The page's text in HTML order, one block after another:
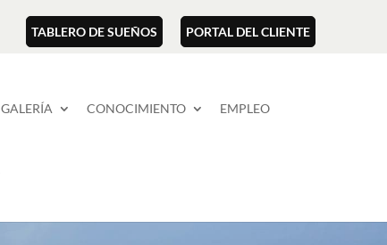
TABLERO DE SUEÑOS PORTAL DEL CLIENTE
GALERÍA CONOCIMIENTO EMPLEO